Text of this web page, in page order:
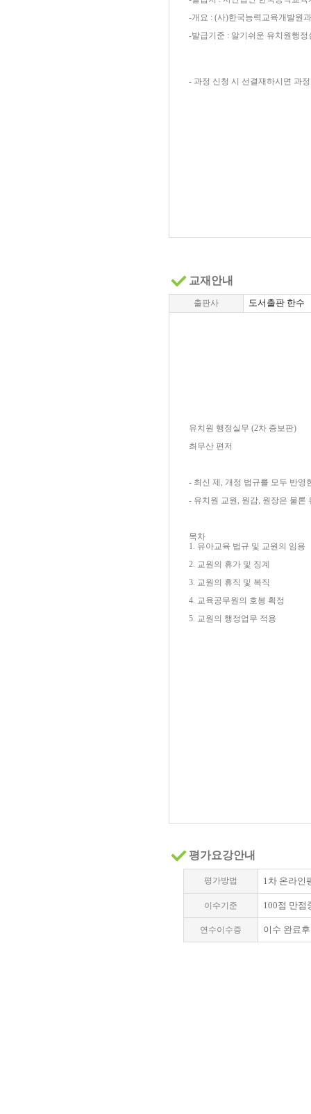
-개요 : (사)한국능력교육개발원
-발급기준 : 알기쉬운 유치원행
- 과정 신청 시 선결재하시면 과
교재안내
출판사 도서출판 한수
유치원 행정실무 (2차 증보판)
최무산 편저
- 최신 제, 개정 법규를 모두 반영
- 유치원 교원, 원감, 원장은 물론
목차
1. 유아교육 법규 및 교원의 임용
2. 교원의 휴가 및 징계
3. 교원의 휴직 및 복직
4. 교육공무원의 호봉 획정
5. 교원의 행정업무 적용
평가요강안내
평가방법 1차 온라인
이수기준 100점 만점
연수이수증 이수 완료